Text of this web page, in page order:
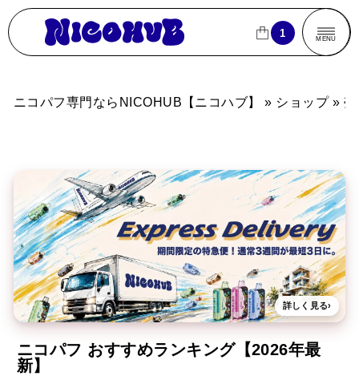
MENU
ニコパフ専門ならNICOHUB【ニコハブ】
1
CLOSE
1
商品一覧
ブランドから探す
フレーバーから探す
パフ数から探す
買い物カゴ
よくあるご質問
CLOSE
ニコパフ専門ならNICOHUB【ニコハブ】 » ショップ »
詳しく見る›
ニコパフ おすすめランキング【2026年最
新】